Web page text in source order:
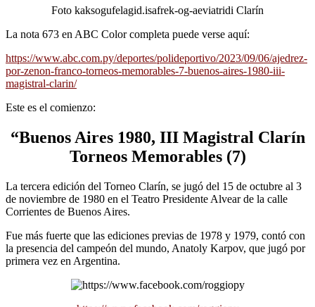
Foto kaksogufelagid.isafrek-og-aeviatridi Clarín
La nota 673 en ABC Color completa puede verse aquí:
https://www.abc.com.py/deportes/polideportivo/2023/09/06/ajedrez-
por-zenon-franco-torneos-memorables-7-buenos-aires-1980-iii-
magistral-clarin/
Este es el comienzo:
“Buenos Aires 1980, III Magistral Clarín
Torneos Memorables (7)
La tercera edición del Torneo Clarín, se jugó del 15 de octubre al 3
de noviembre de 1980 en el Teatro Presidente Alvear de la calle
Corrientes de Buenos Aires.
Fue más fuerte que las ediciones previas de 1978 y 1979, contó con
la presencia del campeón del mundo, Anatoly Karpov, que jugó por
primera vez en Argentina.